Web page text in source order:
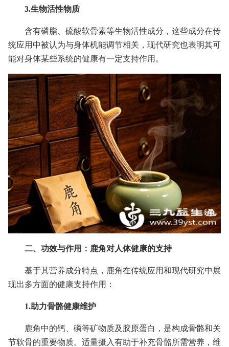
3.生物活性物质
含有磷脂、硫酸软骨素等生物活性成分，这些成分在传
统应用中被认为与身体机能调节相关，现代研究也表明其可
能对身体某些系统的健康有一定支持作用。
二、功效与作用：鹿角对人体健康的支持
基于其营养成分特点，鹿角在传统应用和现代研究中展
现出多方面的健康支持作用：
1.助力骨骼健康维护
鹿角中的钙、磷等矿物质及胶原蛋白，是构成骨骼和关
节软骨的重要物质。适量摄入有助于补充骨骼所需营养，维